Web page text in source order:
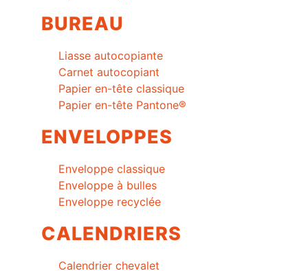
BUREAU
Liasse autocopiante
Carnet autocopiant
Papier en-tête classique
Papier en-tête Pantone®
ENVELOPPES
Enveloppe classique
Enveloppe à bulles
Enveloppe recyclée
CALENDRIERS
Calendrier chevalet